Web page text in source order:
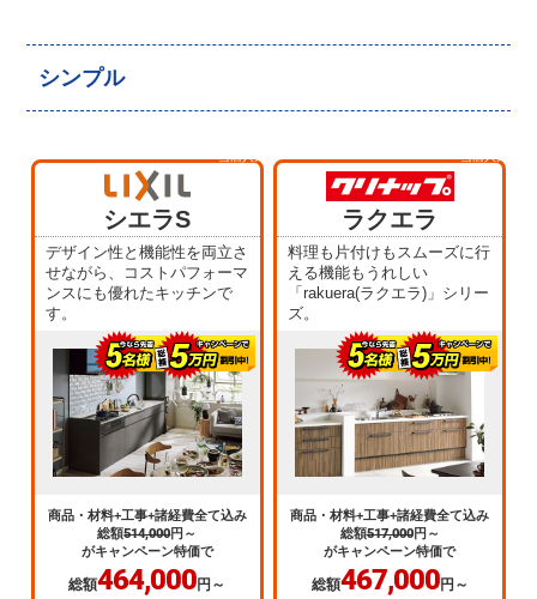
シンプル
シエラS
デザイン性と機能性を両立さ
せながら、コストパフォーマ
ンスにも優れたキッチンで
す。
商品・材料+工事+諸経費全て込み
総額514,000円～
がキャンペーン特価で
総額464,000円～
ラクエラ
料理も片付けもスムーズに行
える機能もうれしい
「rakuera(ラクエラ)」シリー
ズ。
商品・材料+工事+諸経費全て込み
総額517,000円～
がキャンペーン特価で
総額467,000円～